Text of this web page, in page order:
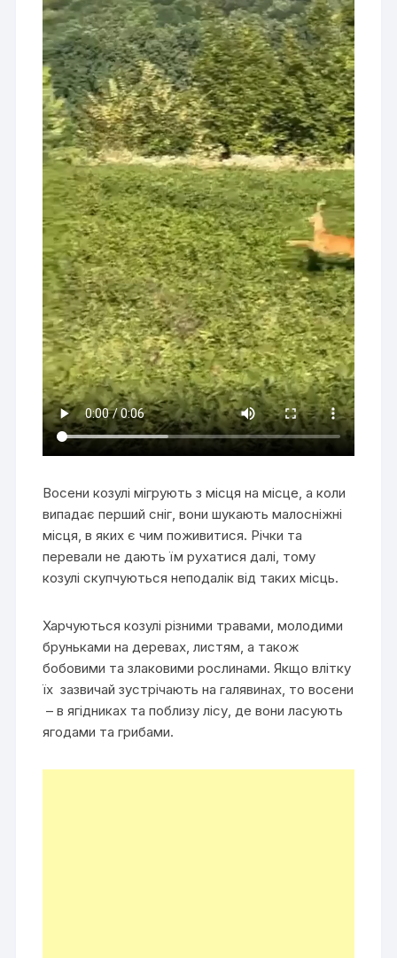
Восени козулі мігрують з місця на місце, а коли
випадає перший сніг, вони шукають малосніжні
місця, в яких є чим поживитися. Річки та
перевали не дають їм рухатися далі, тому
козулі скупчуються неподалік від таких місць.
Харчуються козулі різними травами, молодими
бруньками на деревах, листям, а також
бобовими та злаковими рослинами. Якщо влітку
їх зазвичай зустрічають на галявинах, то восени
– в ягідниках та поблизу лісу, де вони ласують
ягодами та грибами.